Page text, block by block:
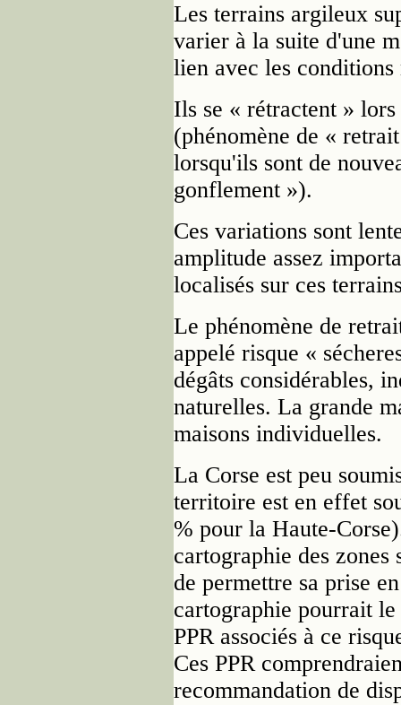
Les terrains argileux
varier à la suite d'une
lien avec les
Ils se « rétractent » lors
(phénomène de «
lorsqu'ils sont de
gonflement »).
Ces variations sont
amplitude assez
localisés sur ces
Le phénomène de
appelé risque «
dégâts considérables,
naturelles. La grande
maisons individuelles.
La Corse est peu
territoire est en effet
% pour la Haute-
cartographie des
de permettre sa prise
cartographie pourrait
PPR associés à ce
Ces PPR
recommandation de